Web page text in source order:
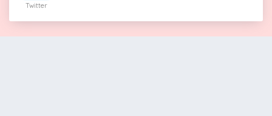
Twitter